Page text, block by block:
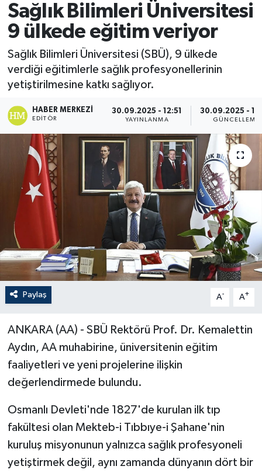
Sağlık Bilimleri Üniversitesi
9 ülkede eğitim veriyor
Sağlık Bilimleri Üniversitesi (SBÜ), 9 ülkede
verdiği eğitimlerle sağlık profesyonellerinin
yetiştirilmesine katkı sağlıyor.
HABER MERKEZI
EDITÖR
30.09.2025 - 12:51
YAYINLANMA
30.09.2025 -
GÜNCELLEME
Paylaş A- A+
ANKARA (AA) - SBÜ Rektörü Prof. Dr. Kemalettin
Aydın, AA muhabirine, üniversitenin eğitim
faaliyetleri ve yeni projelerine ilişkin
değerlendirmede bulundu.
Osmanlı Devleti'nde 1827'de kurulan ilk tıp
fakültesi olan Mekteb-i Tıbbıye-i Şahane'nin
kuruluş misyonunun yalnızca sağlık profesyoneli
yetiştirmek değil, aynı zamanda dünyanın dört bir